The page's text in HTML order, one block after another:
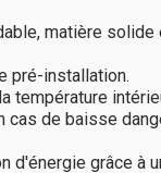
matière solide
pré-installation.
température
cas de baisse
d'énergie grâce à